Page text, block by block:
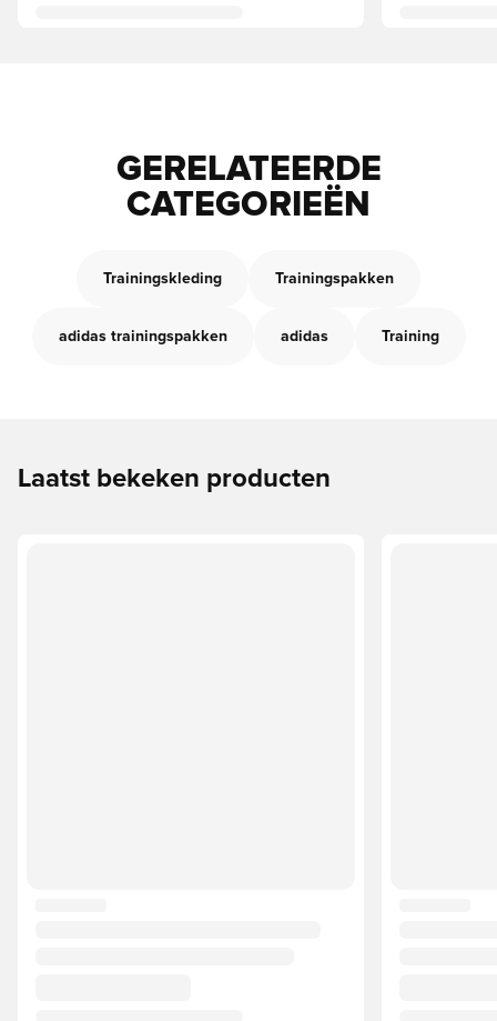
GERELATEERDE
CATEGORIEËN
Trainingskleding Trainingspakken
adidas trainingspakken adidas Training
Laatst bekeken producten